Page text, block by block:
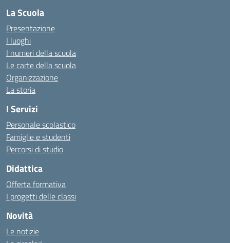
La Scuola
Presentazione
I luoghi
I numeri della scuola
Le carte della scuola
Organizzazione
La storia
I Servizi
Personale scolastico
Famiglie e studenti
Percorsi di studio
Didattica
Offerta formativa
I progetti delle classi
Novità
Le notizie